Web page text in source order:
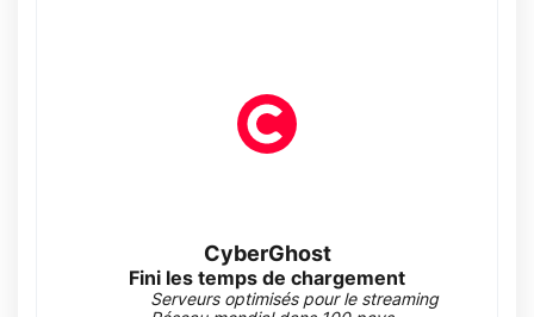
CyberGhost
Fini les temps de chargement
Serveurs optimisés pour le streaming